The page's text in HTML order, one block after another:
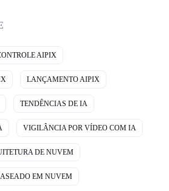
AIPIX
LANÇAMENTO AIPIX
TENDÊNCIAS DE IA
VIGILÂNCIA POR VÍDEO COM IA
DE NUVEM
EM NUVEM